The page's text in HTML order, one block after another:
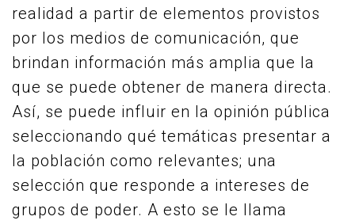
realidad a partir de elementos provistos
por los medios de comunicación, que
brindan información más amplia que la
que se puede obtener de manera directa.
Así, se puede influir en la opinión pública
seleccionando qué temáticas presentar a
la población como relevantes; una
selección que responde a intereses de
grupos de poder. A esto se le llama